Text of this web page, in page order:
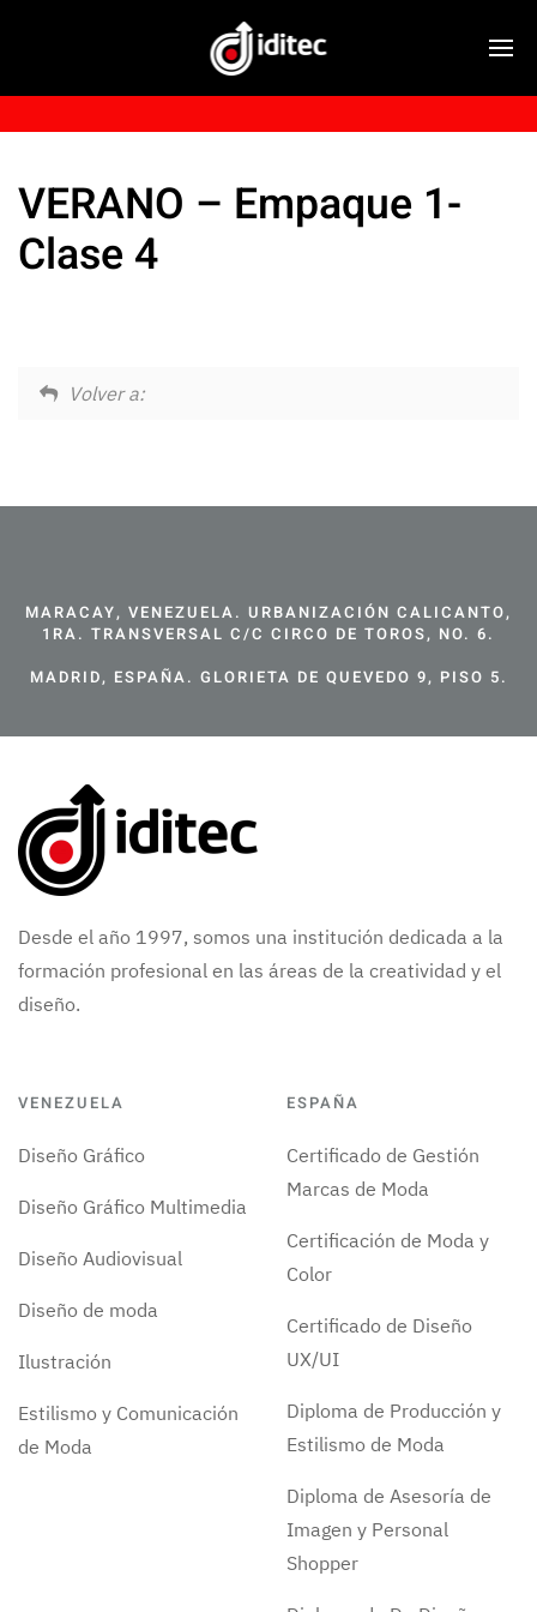
VERANO – Empaque 1-
Clase 4
Volver a:
MARACAY, VENEZUELA. URBANIZACIÓN CALICANTO,
1RA. TRANSVERSAL C/C CIRCO DE TOROS, NO. 6.
MADRID, ESPAÑA. GLORIETA DE QUEVEDO 9, PISO 5.
Desde el año 1997, somos una institución dedicada a la
formación profesional en las áreas de la creatividad y el
diseño.
VENEZUELA
Diseño Gráfico
Diseño Gráfico Multimedia
Diseño Audiovisual
Diseño de moda
Ilustración
Estilismo y Comunicación
de Moda
ESPAÑA
Certificado de Gestión
Marcas de Moda
Certificación de Moda y
Color
Certificado de Diseño
UX/UI
Diploma de Producción y
Estilismo de Moda
Diploma de Asesoría de
Imagen y Personal
Shopper